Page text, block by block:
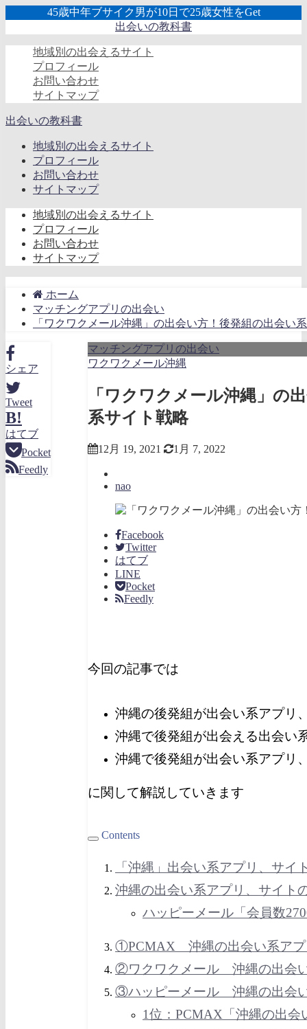
45歳中年ブサイク男が10日で25歳女性をGet
出会いの教科書
地域別の出会えるサイト
プロフィール
お問い合わせ
サイトマップ
出会いの教科書
地域別の出会えるサイト
プロフィール
お問い合わせ
サイトマップ
地域別の出会えるサイト
プロフィール
お問い合わせ
サイトマップ
ホーム
マッチングアプリの出会い
「ワクワクメール沖縄」の出会い方！後発組の出会い
シェア
Tweet
B!
はてブ
Pocket
Feedly
マッチングアプリの出会い
ワクワクメール沖縄
「ワクワクメール沖縄」の
系サイト戦略
12月 19, 2021 1月 7, 2022
nao
Facebook
Twitter
はてブ
LINE
Pocket
Feedly
今回の記事では
沖縄の後発組が出会い系アプリ
沖縄で後発組が出会える出会い
沖縄で後発組が出会い系アプリ
に関して解説していきます
Contents
「沖縄」出会い系アプリ、サイ
沖縄の出会い系アプリ、サイト
ハッピーメール「会員数
①PCMAX 沖縄の出会い系ア
②ワクワクメール 沖縄の出会
③ハッピーメール 沖縄の出会
1位：PCMAX「沖縄の出